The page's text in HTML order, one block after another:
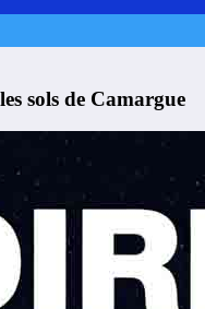
sols de Camargue